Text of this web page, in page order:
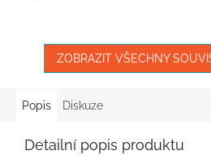
ZOBRAZIT VŠECHNY
Popis Diskuze
Detailní popis produktu